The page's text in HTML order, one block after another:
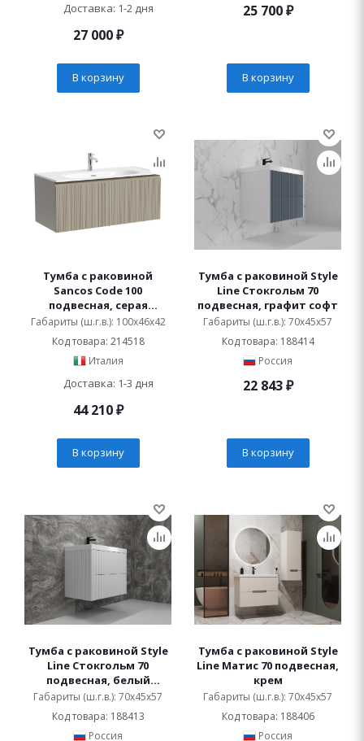
Доставка: 1-2 дня
27 000₽
В корзину
25 700₽
В корзину
Тумба с раковиной
Sancos Code 100
подвесная, серая
платина, раковина белая
Габариты (ш.г.в.): 100x46x42
Код товара: 214518
Италия
Доставка: 1-3 дня
44 210₽
В корзину
Тумба с раковиной Style
Line Стокгольм 70
подвесная, графит софт
Габариты (ш.г.в.): 70x45x57
Код товара: 188414
Россия
22 843₽
В корзину
Тумба с раковиной Style
Line Стокгольм 70
подвесная, белый
рифленый софт
Габариты (ш.г.в.): 70x45x57
Код товара: 188413
Россия
Тумба с раковиной Style
Line Матис 70 подвесная,
крем
Габариты (ш.г.в.): 70x45x57
Код товара: 188406
Россия